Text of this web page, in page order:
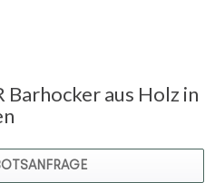
aus Holz in